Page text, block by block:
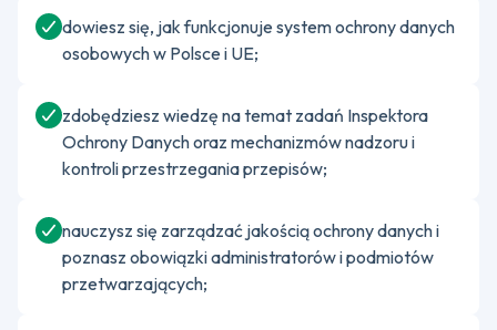
dowiesz się, jak funkcjonuje system ochrony danych
osobowych w Polsce i UE;
zdobędziesz wiedzę na temat zadań Inspektora
Ochrony Danych oraz mechanizmów nadzoru i
kontroli przestrzegania przepisów;
nauczysz się zarządzać jakością ochrony danych i
poznasz obowiązki administratorów i podmiotów
przetwarzających;